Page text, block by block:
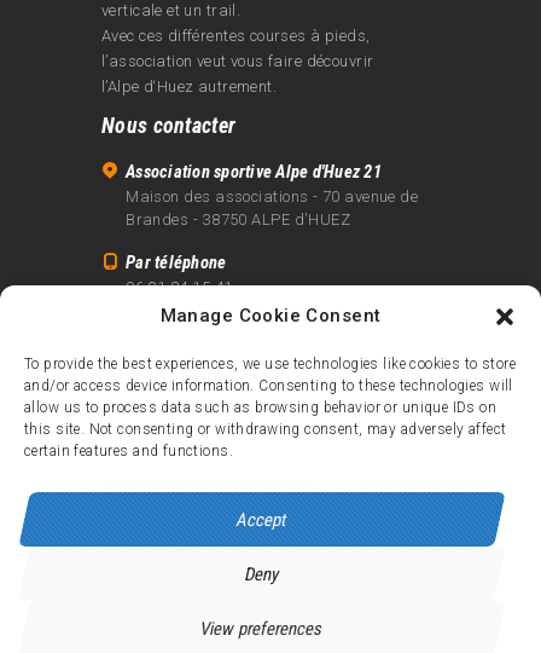
Manage Cookie Consent
To provide the best experiences, we use technologies like cookies to store
and/or access device information. Consenting to these technologies will
allow us to process data such as browsing behavior or unique IDs on
this site. Not consenting or withdrawing consent, may adversely affect
certain features and functions.
Accept
Deny
View preferences
verticale et un trail.
Avec ces différentes courses à pieds,
l’association veut vous faire découvrir
l’Alpe d‘Huez autrement.
Nous contacter
Association sportive Alpe d'Huez 21
Maison des associations - 70 avenue de
Brandes - 38750 ALPE d'HUEZ
Par téléphone
06 81 24 15 41
info@alpe21.fr
Mentions légales
Contact
crédits